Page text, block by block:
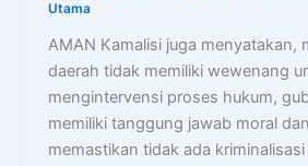
Utama
AMAN Kamalisi juga menyatakan,
daerah tidak memiliki wewenang
mengintervensi proses hukum,
memiliki tanggung jawab moral
memastikan tidak ada